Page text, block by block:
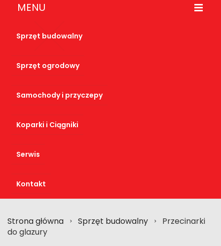
MENU
Sprzęt budowalny
Sprzęt ogrodowy
Samochody i przyczepy
Koparki i Ciągniki
Serwis
Kontakt
Strona główna > Sprzęt budowalny >
Przecinarki
do glazury